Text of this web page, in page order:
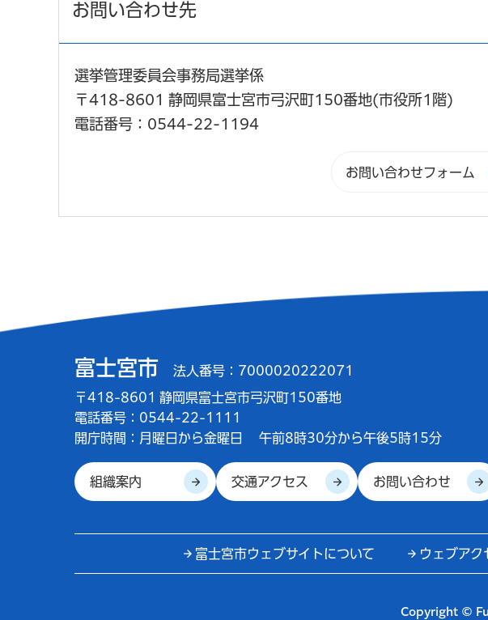
お問い合わせ先
選挙管理委員会事務局選挙係
〒418-8601 静岡県富士宮市弓沢町150番地(市役所1階)
電話番号：0544-22-1194
富士宮市 法人番号：7000020222071
〒418-8601 静岡県富士宮市弓沢町150番地
電話番号：0544-22-1111
開庁時間： 月曜日から金曜日 午前8時30分から午後5時15分
組織案内 交通アクセス お問い合わせ
富士宮市ウェブサイトについて ウェブアク
Copyright ©